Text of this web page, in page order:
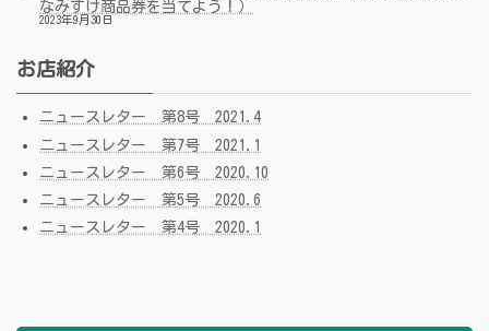
なみすけ商品券を当てよう！）
2023年9月30日
お店紹介
ニュースレター 第8号 2021.4
ニュースレター 第7号 2021.1
ニュースレター 第6号 2020.10
ニュースレター 第5号 2020.6
ニュースレター 第4号 2020.1